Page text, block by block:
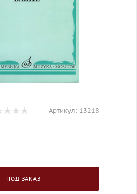
Артикул: 13218
ПОД ЗАКАЗ